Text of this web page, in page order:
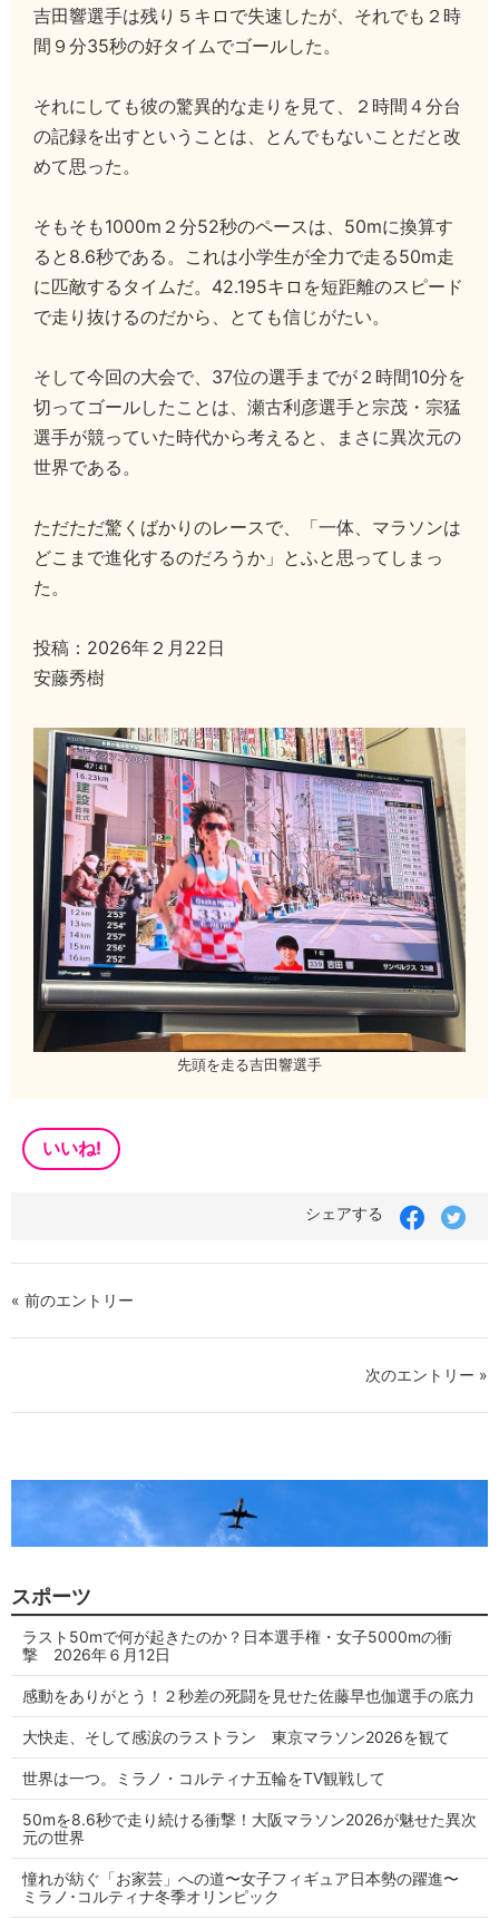
吉田響選手は残り５キロで失速したが、それでも２時
間９分35秒の好タイムでゴールした。
それにしても彼の驚異的な走りを見て、２時間４分台
の記録を出すということは、とんでもないことだと改
めて思った。
そもそも1000m２分52秒のペースは、50mに換算す
ると8.6秒である。これは小学生が全力で走る50m走
に匹敵するタイムだ。42.195キロを短距離のスピード
で走り抜けるのだから、とても信じがたい。
そして今回の大会で、37位の選手までが２時間10分を
切ってゴールしたことは、瀬古利彦選手と宗茂・宗猛
選手が競っていた時代から考えると、まさに異次元の
世界である。
ただただ驚くばかりのレースで、「一体、マラソンは
どこまで進化するのだろうか」とふと思ってしまっ
た。
投稿：2026年２月22日
安藤秀樹
先頭を走る吉田響選手
いいね!
シェアする
« 前のエントリー
次のエントリー »
スポーツ
ラスト50mで何が起きたのか？日本選手権・女子5000mの衝
撃 2026年６月12日
感動をありがとう！２秒差の死闘を見せた佐藤早也伽選手の底力
大快走、そして感涙のラストラン 東京マラソン2026を観て
世界は一つ。ミラノ・コルティナ五輪をTV観戦して
50mを8.6秒で走り続ける衝撃！大阪マラソン2026が魅せた異次
元の世界
憧れが紡ぐ「お家芸」への道〜女子フィギュア日本勢の躍進〜
ミラノ･コルティナ冬季オリンピック